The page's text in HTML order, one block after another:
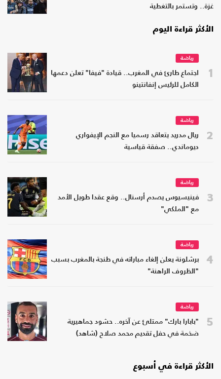
غزة.. وتستمر بالتغطية
الأكثر قراءة اليوم
1
رياضة
اجتماع طارئ في المغرب.. قيادة "فيفا" تعلن دعمها
الكامل للرئيس إنفانتينو
2
رياضة
ريال مدريد يتعاقد رسميا مع النجم الإيفواري
ديوماندي.. صفقة قياسية
3
رياضة
فينيسيوس يصدم أرسنال.. وقع عقدا طويل الأمد
مع "الملكي"
4
رياضة
برشلونة يعلن إلغاء مباراته في طنجة بالمغرب بسبب
"الظروف الراهنة"
5
رياضة
"بابارا بارك" ممتلئ عن آخره.. حشود جماهيرية
ضخمة في حفل تقديم محمد صلاح (شاهد)
الأكثر قراءة في أسبوع